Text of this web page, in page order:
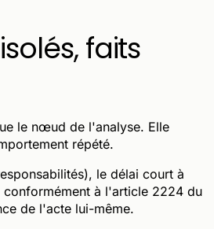
faits
le nœud de l'analyse. Elle
répété.
le délai court à
à l'article 2224 du
de l'acte lui-même.